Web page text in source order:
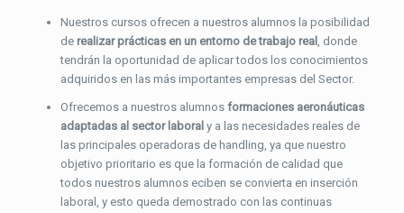
Nuestros cursos ofrecen a nuestros alumnos la posibilidad
derealizar prácticas en un entorno de trabajo real , donde
tendrán la oportunidad de aplicar todos los conocimientos
adquiridos en las más importantes empresas del Sector.
Ofrecemos a nuestros alumnos formaciones aeronáuticas
adaptadas al sector laboral y a las necesidades reales de
las principales operadoras de handling, ya que nuestro
objetivo prioritario es que la formación de calidad que
todos nuestros alumnos eciben se convierta en inserción
laboral, y esto queda demostrado con las continuas